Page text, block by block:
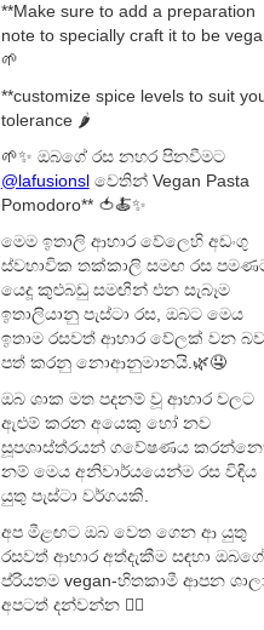
**Make sure to add a preparation
note to specially craft it to be
🌱
**customize spice levels to suit
tolerance 🌶️
🌱✨ ඔබගේ රස නහර පිනවීමට
@lafusionslවෙතින් Vegan Pasta
Pomodoro** 🍅🍝✨
මෙම ඉතාලි ආහාර වේලෙහි අඩංගු
ස්වභාවික තක්කාලි සමඟ රස
යෙදූ කුළුබඩු සමඟින් එන සැබෑම
ඉතාලියානු පැස්ටා රස, ඔබට මෙය
ඉතාම රසවත් ආහාර වේලක් වන
පත් කරනු නොආනුමානයි.🌿🤤
ඔබ ශාක මත පදනම් වූ ආහාර වලට
ඇළුම් කරන අයෙකු හෝ නව
සූපශාස්ත්රයන් ගවේෂණය
නම් මෙය අනිවාර්යයෙන්ම රස විඳිය
යුතු පැස්ටා වර්ගයකි.
අප මීළඟට ඔබ වෙත ගෙන ආ යුතු
රසවත් ආහාර අත්දැකීම සඳහා ඔබගේ
ප්රියතම vegan-හිතකාමී ආපන
අපටත් දන්වන්න 👇🏼